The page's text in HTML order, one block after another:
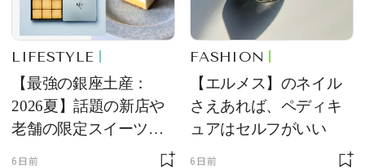
LIFESTYLE
【最強の銀座土産：
2026夏】話題の新店や
老舗の限定スイーツを
ゲット【＃SPURおやつ
6日前
FASHION
【エルメス】のネイル
さえあれば、ペディキ
ュアはセルフがいい
6日前